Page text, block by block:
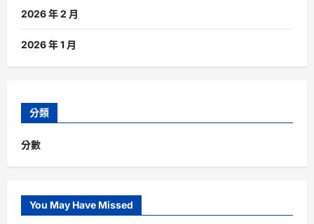
2026 年 2 月
2026 年 1 月
分類
分數
You May Have Missed